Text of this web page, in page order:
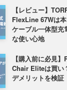
【レビュー】
FlexLine 67Wは
ケーブル一体型充
な使い心地
【購入前に必見
Chair Eliteは買い
デメリットを検証